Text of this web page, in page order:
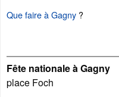
Que faire à Gagny ?
Fête nationale à Gagny
place Foch